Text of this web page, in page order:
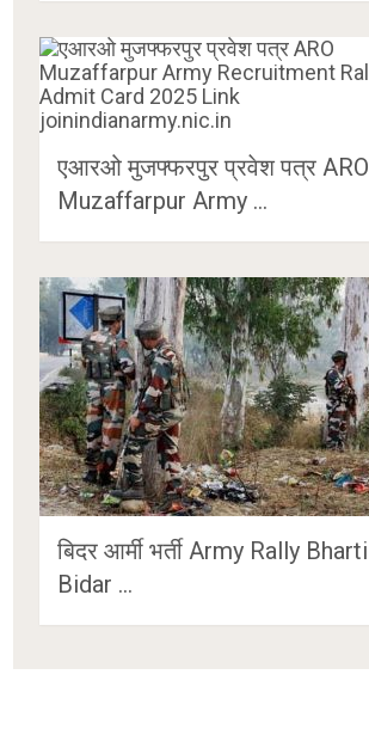
एआरओ मुजफ्फरपुर प्रवेश पत्र ARO
Muzaffarpur Army …
बिदर आर्मी भर्ती Army Rally Bharti
Bidar …